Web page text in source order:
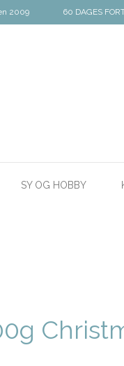
2009 60 DAGES
SY OG HOBBY